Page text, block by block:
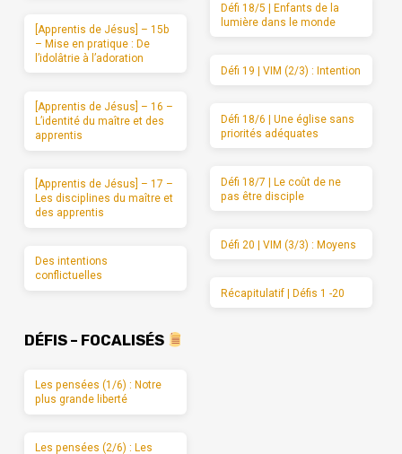
[Apprentis de Jésus] – 15b
– Mise en pratique : De
l’idolâtrie à l’adoration
[Apprentis de Jésus] – 16 –
L’identité du maître et des
apprentis
[Apprentis de Jésus] – 17 –
Les disciplines du maître et
des apprentis
Des intentions
conflictuelles
Défi 18/5 | Enfants de la
lumière dans le monde
Défi 19 | VIM (2/3) : Intention
Défi 18/6 | Une église sans
priorités adéquates
Défi 18/7 | Le coût de ne
pas être disciple
Défi 20 | VIM (3/3) : Moyens
Récapitulatif | Défis 1 -20
DÉFIS – FOCALISÉS
Les pensées (1/6) : Notre
plus grande liberté
Les pensées (2/6) : Les